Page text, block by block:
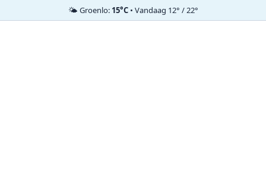
🌤️ Groenlo: 15°C• Vandaag 12° / 22°